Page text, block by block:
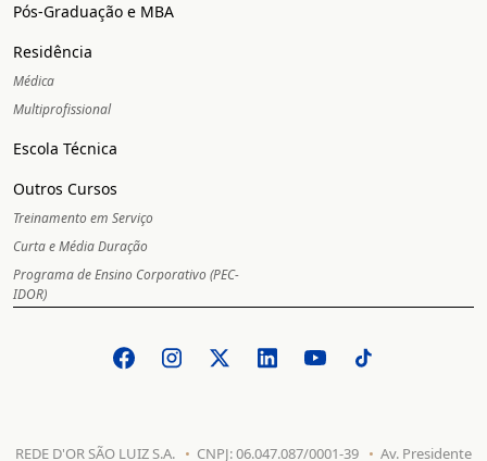
Pós-Graduação e MBA
Residência
Médica
Multiprofissional
Escola Técnica
Outros Cursos
Treinamento em Serviço
Curta e Média Duração
Programa de Ensino Corporativo (PEC-
IDOR)
REDE D'OR SÃO LUIZ S.A. CNPJ: 06.047.087/0001-39 Av. Presidente